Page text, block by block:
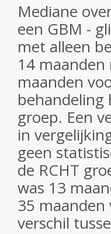
Mediane
een GBM -
met alleen
14
maanden
behandeling
groep. Een
in
geen
de RCHT
was 13
35
verschil